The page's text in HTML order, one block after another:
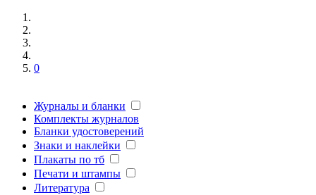
0
Журналы и бланки
Комплекты журналов
Бланки удостоверений
Знаки и наклейки
Плакаты по тб
Печати и штампы
Литература